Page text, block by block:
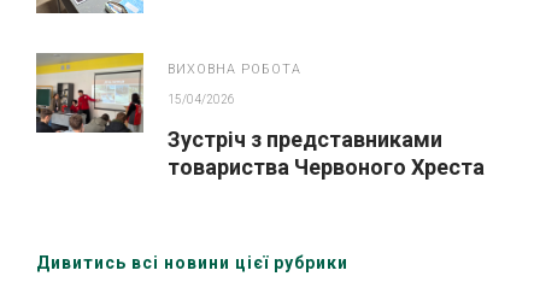
ВИХОВНА РОБОТА
15/04/2026
Зустріч з представниками
товариства Червоного Хреста
Дивитись всі новини цієї рубрики